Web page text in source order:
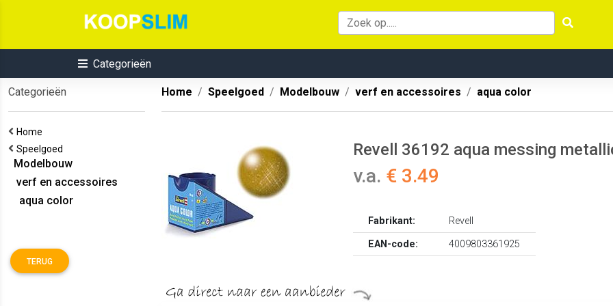
Categorieën
Categorieën
Home
Speelgoed
Modelbouw
verf en accessoires
aqua color
TERUG
Home Speelgoed Modelbouw verf en accessoires aqua color
Revell 36192 aqua messing
v.a. € 3.49
Fabrikant:
Revell
EAN-code:
4009803361925